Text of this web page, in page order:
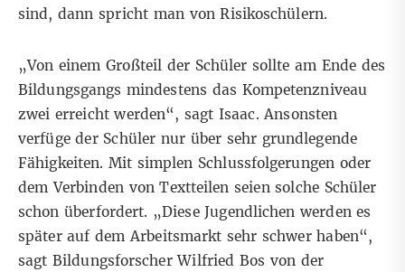
sind, dann spricht man von Risikoschülern.
„Von einem Großteil der Schüler sollte am Ende des
Bildungsgangs mindestens das Kompetenzniveau
zwei erreicht werden“, sagt Isaac. Ansonsten
verfüge der Schüler nur über sehr grundlegende
Fähigkeiten. Mit simplen Schlussfolgerungen oder
dem Verbinden von Textteilen seien solche Schüler
schon überfordert. „Diese Jugendlichen werden es
später auf dem Arbeitsmarkt sehr schwer haben“,
sagt Bildungsforscher Wilfried Bos von der